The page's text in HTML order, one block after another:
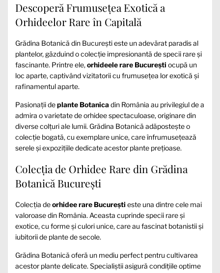
Descoperă Frumusețea Exotică a
Orhideelor Rare în Capitală
Grădina Botanică din București este un adevărat paradis al
plantelor, găzduind o colecție impresionantă de specii rare și
fascinante. Printre ele,orhideele rare București ocupă un
loc aparte, captivând vizitatorii cu frumusețea lor exotică și
rafinamentul aparte.
Pasionații deplante Botanicadin România au privilegiul de a
admira o varietate de orhidee spectaculoase, originare din
diverse colțuri ale lumii. Grădina Botanică adăpostește o
colecție bogată, cu exemplare unice, care înfrumusețează
serele și expozițiile dedicate acestor plante prețioase.
Colecția de Orhidee Rare din Grădina
Botanică București
Colecția deorhidee rare București este una dintre cele mai
valoroase din România. Aceasta cuprinde specii rare și
exotice, cu forme și culori unice, care au fascinat botanistii și
iubitorii de plante de secole.
Grădina Botanică oferă un mediu perfect pentru cultivarea
acestor plante delicate. Specialiștii asigură condițiile optime